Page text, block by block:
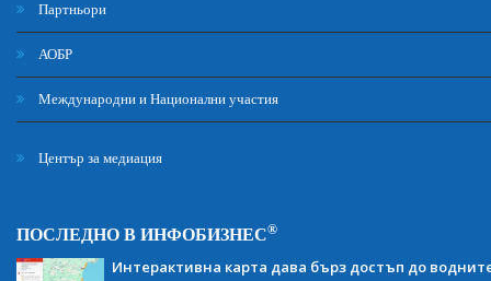
Партньори
АОБР
Международни и Национални участия
Център за медиация
ПОСЛЕДНО В ИНФОБИЗНЕС®
Интерактивна карта дава бърз достъп до